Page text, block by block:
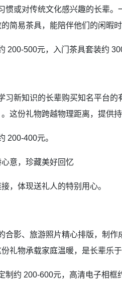
或对传统文化感兴趣的长辈。
简易茶具，能陪伴他们的闲暇
200-500元，入门茶具套装约
新知识的长辈购买知名平台的
。这份礼物跨越物理距离，提供
200-400元。
意，珍藏美好回忆
，体现送礼人的特别用心。
影、旅游照片精心排版，制作
礼物承载家庭温暖，是长辈乐
约 200-600元，高清电子相框